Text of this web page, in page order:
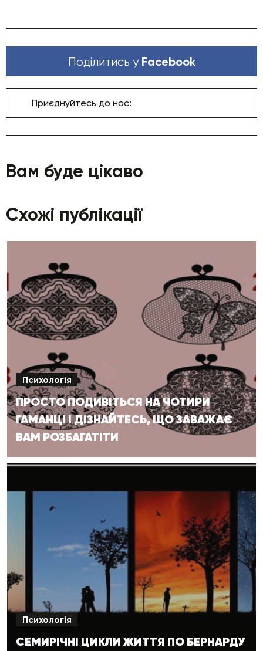
Поділитись у Facebook
Приєднуйтесь до нас:
Вам буде цікаво
Схожі публікації
Психологія
ПРОСТО ПОДИВІТЬСЯ НА ЧОТИРИ
ГАМАНЦІ І ДІЗНАЙТЕСЬ, ЩО ЗАВАЖАЄ
ВАМ РОЗБАГАТІТИ
Психологія
CЕМИРІЧНІ ЦИКЛИ ЖИТТЯ ПО БЕРНАРДУ